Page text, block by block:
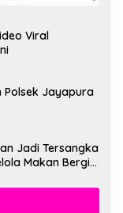
Viral
Polsek Jayapura
Jadi Tersangka
Makan Bergizi